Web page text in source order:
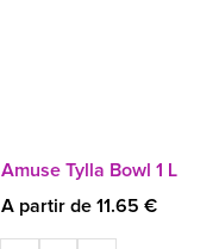
Amuse Tylla Bowl 1 L
A partir de 11.65 €